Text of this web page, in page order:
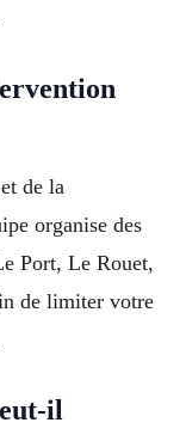
de la
organise des
Port, Le Rouet,
de limiter votre
il